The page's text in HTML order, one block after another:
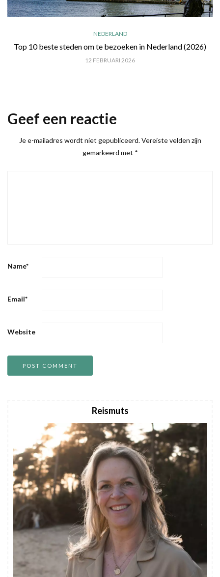
NEDERLAND
Top 10 beste steden om te bezoeken in Nederland (2026)
12 FEBRUARI 2026
Geef een reactie
Je e-mailadres wordt niet gepubliceerd. Vereiste velden zijn
gemarkeerd met *
Name*
Email*
Website
Reismuts